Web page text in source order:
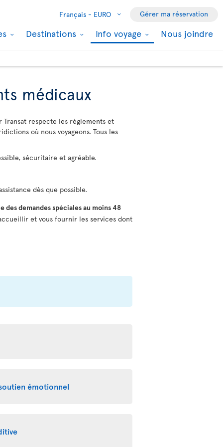
Français - EURO Gérer ma réservation
Destinations Info voyage Nous joindre
médicaux
Transat respecte les règlements et
où nous voyageons. Tous les
sécuritaire et agréable.
dès que possible.
demandes spéciales au moins 48
et vous fournir les services dont
émotionnel